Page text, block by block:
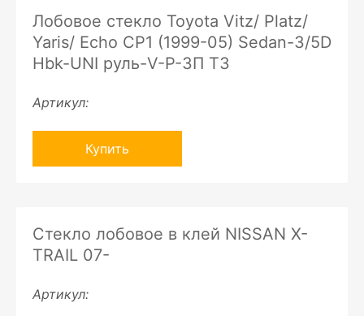
Лобовое стекло Toyota Vitz/ Platz/
Yaris/ Echo CP1 (1999-05) Sedan-3/5D
Hbk-UNI руль-V-P-ЗП ТЗ
Артикул:
Купить
Стекло лобовое в клей NISSAN X-
TRAIL 07-
Артикул: